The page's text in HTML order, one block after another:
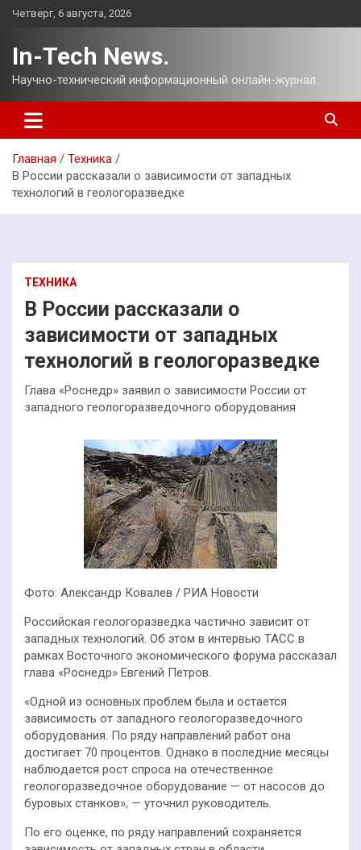
Перейти
Четверг, 6 августа, 2026
In-Tech News.
Научно-технический информационный онлайн-журнал.
Главная
Техника
В России рассказали о зависимости от западных
технологий в геологоразведке
ТЕХНИКА
В России рассказали о
зависимости от западных
технологий в геологоразведке
Глава «Роснедр» заявил о зависимости России от
западного геологоразведочного оборудования
Фото: Александр Ковалев / РИА Новости
Российская геологоразведка частично зависит от
западных технологий. Об этом в интервью ТАСС в
рамках Восточного экономического форума рассказал
глава «Роснедр» Евгений Петров.
«Одной из основных проблем была и остается
зависимость от западного геологоразведочного
оборудования. По ряду направлений работ она
достигает 70 процентов. Однако в последние месяцы
наблюдается рост спроса на отечественное
геологоразведочное оборудование — от насосов до
буровых станков», — уточнил руководитель.
По его оценке, по ряду направлений сохраняется